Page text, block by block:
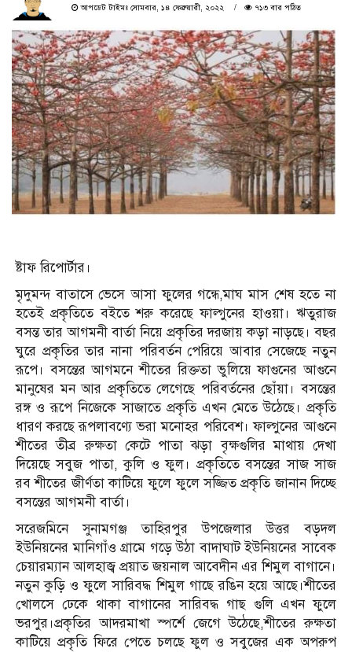
আপডেট টাইমঃ সোমবার, ১৪ ফেব্রুয়ারী, ২০২২
৭১৩ বার পঠিত
ষ্টাফ রিপোর্টার।
মৃদুমন্দ বাতাসে ভেসে আসা ফুলের গন্ধে,মাঘ মাস শেষ হতে না
হতেই প্রকৃতিতে বইতে শরু করেছে ফাল্গুনের হাওয়া। ঋতুরাজ
বসন্ত তার আগমনী বার্তা নিয়ে প্রকৃতির দরজায় কড়া নাড়ছে। বছর
ঘুরে প্রকৃতির তার নানা পরিবর্তন পেরিয়ে আবার সেজেছে নতুন
রূপে। বসন্তের আগমনে শীতের রিক্ততা ভুলিয়ে ফাগুনের আগুনে
মানুষের মন আর প্রকৃতিতে লেগেছে পরিবর্তনের ছোঁয়া। বসন্তের
রঙ্গ ও রূপে নিজেকে সাজাতে প্রকৃতি এখন মেতে উঠেছে। প্রকৃতি
ধারণ করছে রূপলাবণ্যে ভরা মনোহর পরিবেশ। ফাল্গুনের আগুনে
শীতের তীব্র রুক্ষতা কেটে পাতা ঝড়া বৃক্ষগুলির মাথায় দেখা
দিয়েছে সবুজ পাতা, কুলি ও ফুল। প্রকৃতিতে বসন্তের সাজ সাজ
রব শীতের জীর্ণতা কাটিয়ে ফুলে ফুলে সজ্জিত প্রকৃতি জানান দিচ্ছে
বসন্তের আগমনী বার্তা।
সরেজমিনে সুনামগঞ্জ তাহিরপুর উপজেলার উত্তর বড়দল
ইউনিয়নের মানিগাঁও গ্রামে গড়ে উঠা বাদাঘাট ইউনিয়নের সাবেক
চেয়ারম্যান আলহাজ্ব প্রয়াত জয়নাল আবেদীন এর শিমুল বাগানে।
নতুন কুড়ি ও ফুলে সারিবদ্ধ শিমুল গাছে রঙিন হয়ে আছে।শীতের
খোলসে ঢেকে থাকা বাগানের সারিবদ্ধ গাছ গুলি এখন ফুলে
ভরপুর।প্রকৃতির আদরমাখা স্পর্শে জেগে উঠেছে,শীতের রুক্ষতা
কাটিয়ে প্রকৃতি ফিরে পেতে চলছে ফুল ও সবুজের এক অপরুপ